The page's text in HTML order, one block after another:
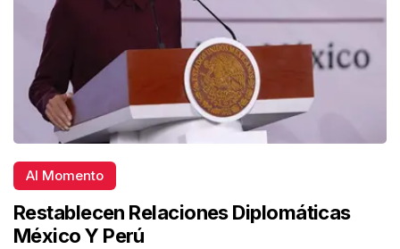
Al Momento
Restablecen Relaciones Diplomáticas
México Y Perú